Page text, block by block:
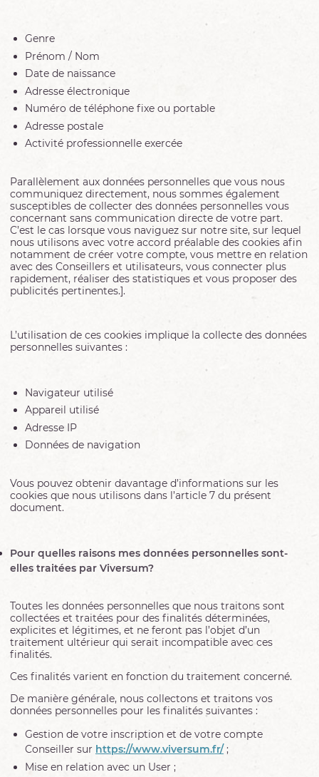
Genre
Prénom / Nom
Date de naissance
Adresse électronique
Numéro de téléphone fixe ou portable
Adresse postale
Activité professionnelle exercée
Parallèlement aux données personnelles que vous nous
communiquez directement, nous sommes également
susceptibles de collecter des données personnelles vous
concernant sans communication directe de votre part.
C’est le cas lorsque vous naviguez sur notre site, sur lequel
nous utilisons avec votre accord préalable des cookies afin
notamment de créer votre compte, vous mettre en relation
avec des Conseillers et utilisateurs, vous connecter plus
rapidement, réaliser des statistiques et vous proposer des
publicités pertinentes.].
L’utilisation de ces cookies implique la collecte des données
personnelles suivantes :
Navigateur utilisé
Appareil utilisé
Adresse IP
Données de navigation
Vous pouvez obtenir davantage d’informations sur les
cookies que nous utilisons dans l’article 7 du présent
document.
Pour quelles raisons mes données personnelles sont-
elles traitées par Viversum?
Toutes les données personnelles que nous traitons sont
collectées et traitées pour des finalités déterminées,
explicites et légitimes, et ne feront pas l’objet d’un
traitement ultérieur qui serait incompatible avec ces
finalités.
Ces finalités varient en fonction du traitement concerné.
De manière générale, nous collectons et traitons vos
données personnelles pour les finalités suivantes :
Gestion de votre inscription et de votre compte
Conseiller sur https://www.viversum.fr/;
Mise en relation avec un User ;